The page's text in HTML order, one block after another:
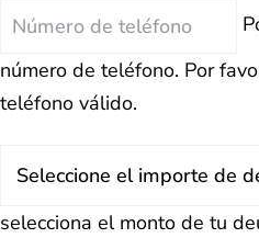
Teléfono
número de teléfono. Por
teléfono válido.
selecciona el monto de tu